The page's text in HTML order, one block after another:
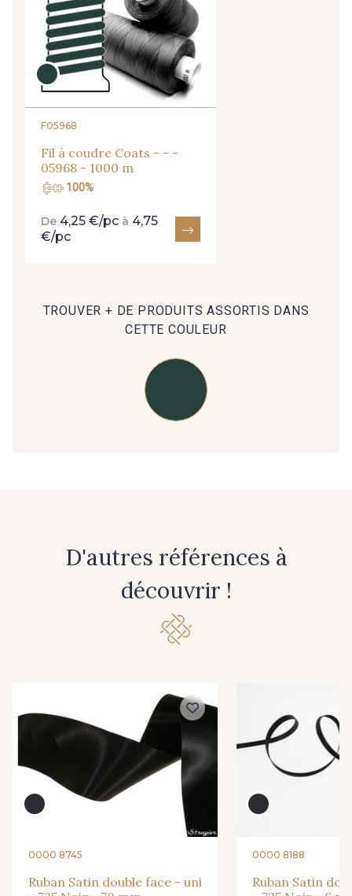
40 - 40 Royal
456 - 456 Prune
20 - 20 Rouge
41 - 41 Cardinal
F05968
Fil à coudre Coats - - -
05968 - 1000 m
100%
De 4,25 €/pc à 4,75
€/pc
TROUVER + DE PRODUITS ASSORTIS DANS
CETTE COULEUR
D'autres références à
découvrir !
0000 8745
Ruban Satin double face - uni
0000 8188
Ruban Satin
Je m'abonne à la newsletter